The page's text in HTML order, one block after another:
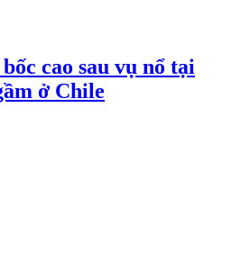
cao sau vụ nổ tại
ở Chile